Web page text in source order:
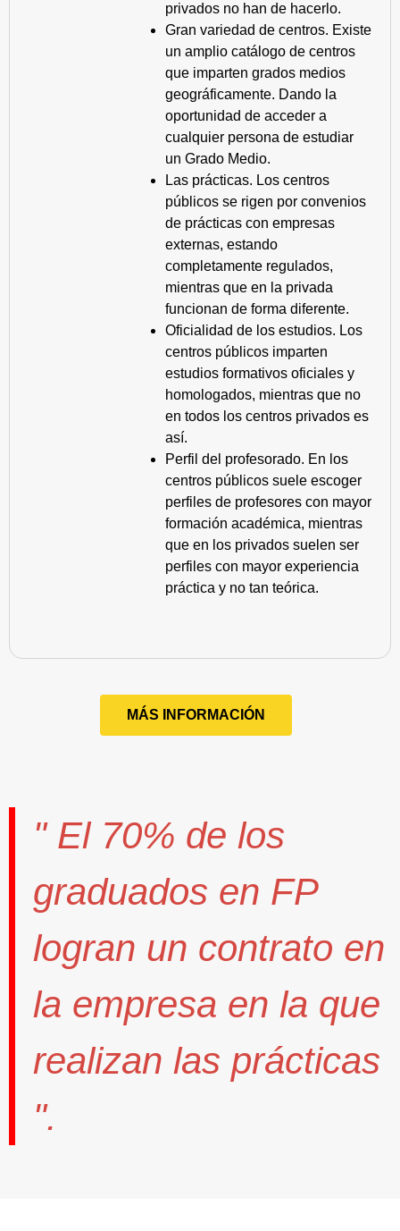
privados no han de hacerlo.
Gran variedad de centros. Existe
un amplio catálogo de centros
que imparten grados medios
geográficamente. Dando la
oportunidad de acceder a
cualquier persona de estudiar
un Grado Medio.
Las prácticas. Los centros
públicos se rigen por convenios
de prácticas con empresas
externas, estando
completamente regulados,
mientras que en la privada
funcionan de forma diferente.
Oficialidad de los estudios. Los
centros públicos imparten
estudios formativos oficiales y
homologados, mientras que no
en todos los centros privados es
así.
Perfil del profesorado. En los
centros públicos suele escoger
perfiles de profesores con mayor
formación académica, mientras
que en los privados suelen ser
perfiles con mayor experiencia
práctica y no tan teórica.
MÁS INFORMACIÓN
" El 70% de los
graduados en FP
logran un contrato en
la empresa en la que
realizan las prácticas
".